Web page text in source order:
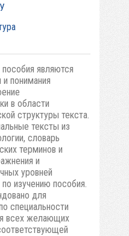
являются
и понимания
в области
структуры текста.
тексты из
словарь
терминов и
и
уровней
изучению пособия.
для
специальности
всех желающих